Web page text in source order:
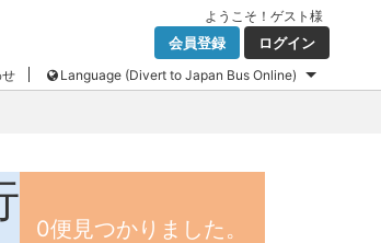
ようこそ！ ゲスト 様
会員登録 ログイン
Language (Divert to Japan Bus Online)
0便見つかりました。